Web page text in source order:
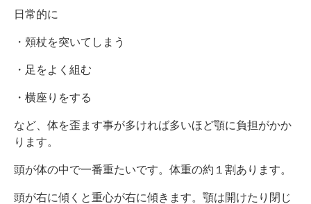
日常的に
・頬杖を突いてしまう
・足をよく組む
・横座りをする
など、体を歪ます事が多ければ多いほど顎に負担がかか
ります。
頭が体の中で一番重たいです。体重の約１割あります。
頭が右に傾くと重心が右に傾きます。顎は開けたり閉じ